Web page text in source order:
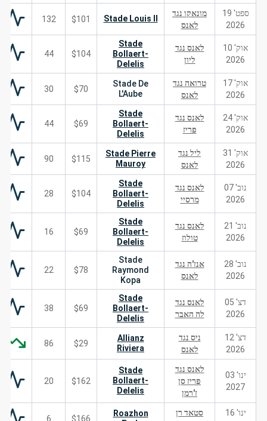
ספט' 19
2026
מונאקו נגד
לאנס
Stade Louis II
$101
132
אוק' 10
2026
לאנס נגד
ליון
Stade
Bollaert-
Delelis
$104
44
אוק' 17
2026
טרואה נגד
לאנס
Stade De
L'Aube
$70
30
אוק' 24
2026
לאנס נגד
פריז
Stade
Bollaert-
Delelis
$69
44
אוק' 31
2026
ליל נגד
לאנס
Stade Pierre
Mauroy
$115
90
נוב' 07
2026
לאנס נגד
מרסיי
Stade
Bollaert-
Delelis
$104
28
נוב' 21
2026
לאנס נגד
טולוז
Stade
Bollaert-
Delelis
$69
16
נוב' 28
2026
אנז'ה נגד
לאנס
Stade
Raymond
Kopa
$78
22
דצ' 05
2026
לאנס נגד
לה האבר
Stade
Bollaert-
Delelis
$69
38
דצ' 12
2026
ניס נגד
לאנס
Allianz
Riviera
$29
86
ינו' 03
2027
לאנס נגד
פריז סן
ז'רמן
Stade
Bollaert-
Delelis
$162
20
ינו' 16
סטאד רן
Roazhon
$166
6